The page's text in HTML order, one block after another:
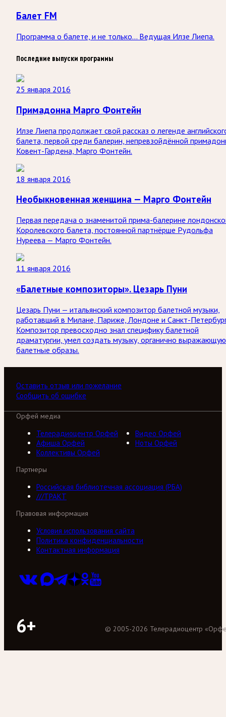
Балет FM
Программа о балете, и не только... Ведущая Илзе Лиепа.
Последние выпуски программы
25 января 2016
Примадонна Марго Фонтейн
Илзе Лиепа продолжает свой рассказ о легенде
балета, первой среди балерин, непревзойдённой
Ковент-Гардена, Марго Фонтейн.
18 января 2016
Необыкновенная женщина — Марго Фонтейн
Первая передача о знаменитой прима-балерине
Королевского балета, постоянной партнёрше Рудольфа
Нуреева — Марго Фонтейн.
11 января 2016
«Балетные композиторы». Цезарь Пуни
Цезарь Пуни — итальянский композитор балетной музыки,
работавший в Милане, Париже, Лондоне и Санкт-
Композитор превосходно знал специфику балетной
драматургии, умел создать музыку, органично выражающую
балетные образы.
Оставить отзыв или пожелание
Сообщить об ошибке
Орфей медиа
Телерадиоцентр Орфей
Видео Орфей
Афиша Орфей
Ноты Орфей
Коллективы Орфей
Партнеры
Российская библиотечная ассоциация (РБА)
///ТРАКТ
Правовая информация
Условия использования сайта
Политика конфиденциальности
Контактная информация
6+ © 2005-2026 Телерадиоцентр